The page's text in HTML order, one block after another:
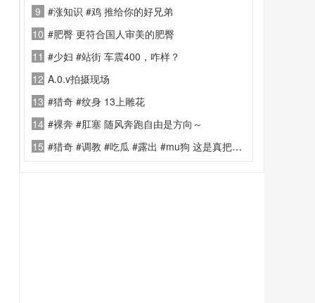
9 #涨知识 #鸡 推给你的好兄弟
10 #肥臀 更符合国人审美的肥臀
11 #少妇 #站街 车震400，咋样？
12 A.0.v拍摄现场
13 #猎奇 #纹身 13上雕花
14 #裸奔 #肛塞 随风奔跑自由是方向～
15 #猎奇 #调教 #吃瓜 #露出 #mu狗 这是真把妹子绑成狗了